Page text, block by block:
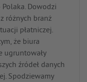
Dowodzi
różnych branż
płatniczej.
że biura
ugruntowały
źródeł danych
Spodziewamy